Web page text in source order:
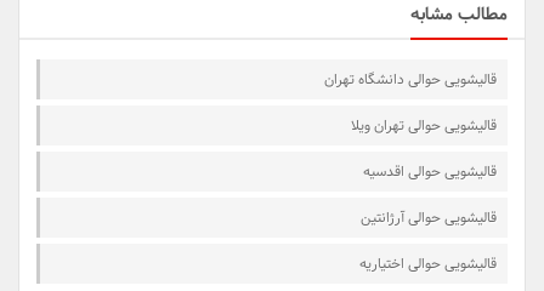
مطالب مشابه
قالیشویی حوالی دانشگاه تهران
قالیشویی حوالی تهران ویلا
قالیشویی حوالی اقدسیه
قالیشویی حوالی آرژانتین
قالیشویی حوالی اختیاریه